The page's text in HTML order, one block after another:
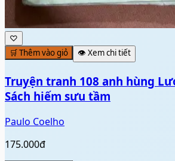
♡
🛒 Thêm vào giỏ
👁️ Xem chi tiết
Truyện tranh 108 anh hùng
Sách hiếm sưu tầm
Paulo Coelho
175.000đ